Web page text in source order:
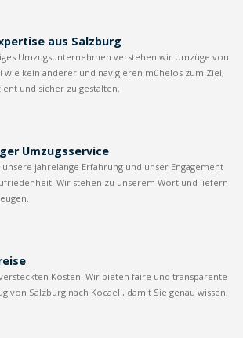
aus Salzburg
Umzugsunternehmen verstehen wir Umzüge von
wie kein anderer und navigieren mühelos zum Ziel,
und sicher zu gestalten.
Umzugsservice
unsere jahrelange Erfahrung und unser Engagement
Wir stehen zu unserem Wort und liefern
Kosten. Wir bieten faire und transparente
von Salzburg nach Kocaeli, damit Sie genau wissen,